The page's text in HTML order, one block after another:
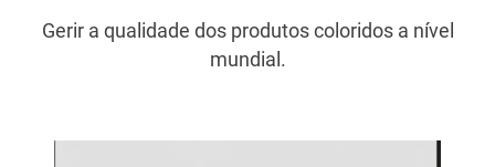
Gerir a qualidade dos produtos coloridos a nível
mundial.